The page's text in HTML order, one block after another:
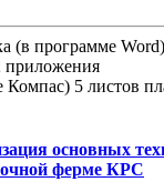
(в программе
приложения
5 листов
основных
ферме КРС